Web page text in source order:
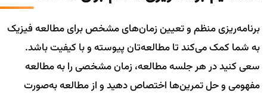
برنامه‌ریزی منظم و تعیین زمان‌های مشخص برای مطالعه فیزیک
به شما کمک می‌کند تا مطالعه‌تان پیوسته و با کیفیت باشد.
سعی کنید در هر جلسه مطالعه، زمان مشخصی را به مطالعه
مفهومی و حل تمرین‌ها اختصاص دهید و از مطالعه به‌صورت